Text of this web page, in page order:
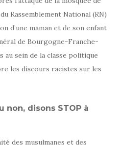
Rassemblement National (RN)
d’une maman et de son enfant
de Bourgogne-Franche-
au sein de la classe politique
les discours racistes sur les
non, disons STOP à
des musulmanes et des